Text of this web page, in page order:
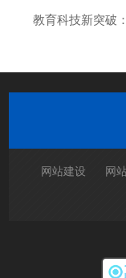
教育科技新突破
网站建设 网